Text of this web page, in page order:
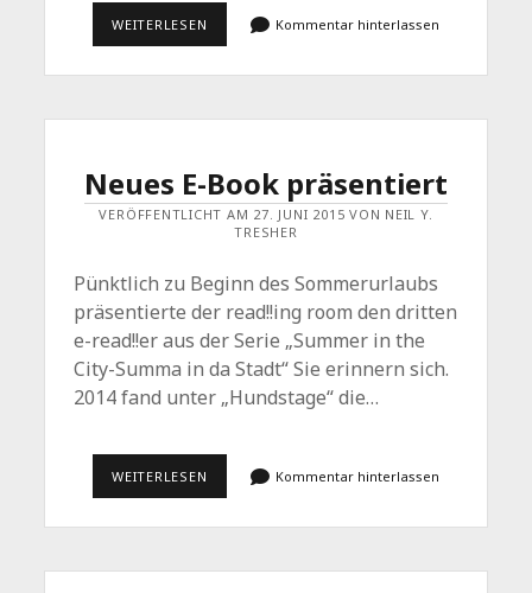
WEITERLESEN URLAUBSHAIKUS,
EIN
Kommentar hinterlassen
Neues E-Book präsentiert
VERÖFFENTLICHT AM 27. JUNI 2015 VON NEIL Y.
TRESHER
Pünktlich zu Beginn des Sommerurlaubs
präsentierte der read!!ing room den dritten
e-read!!er aus der Serie „Summer in the
City-Summa in da Stadt“ Sie erinnern sich.
2014 fand unter „Hundstage“ die…
WEITERLESEN NEUES
PRÄSENTIERT
Kommentar hinterlassen